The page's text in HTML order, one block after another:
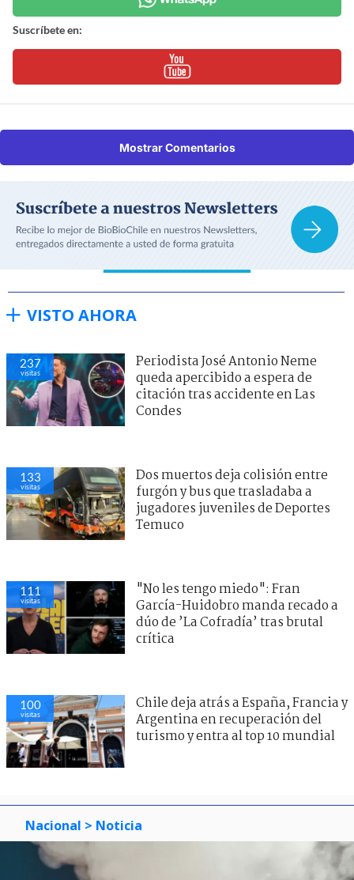
Suscríbete en:
Mostrar Comentarios
VISTO AHORA
237
visitas
Periodista José Antonio Neme
queda apercibido a espera de
citación tras accidente en Las
Condes
133
visitas
Dos muertos deja colisión entre
furgón y bus que trasladaba a
jugadores juveniles de Deportes
Temuco
111
visitas
"No les tengo miedo": Fran
García-Huidobro manda recado a
dúo de ’La Cofradía’ tras brutal
crítica
100
visitas
Chile deja atrás a España, Francia y
Argentina en recuperación del
turismo y entra al top 10 mundial
Nacional > Noticia